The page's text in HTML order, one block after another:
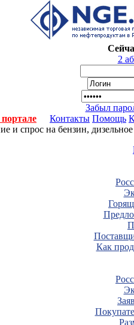
2
Забыл
Контакты Помощь
и спрос на бензин,
Как